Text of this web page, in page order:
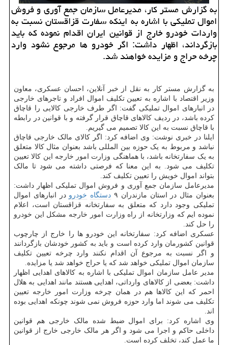
به گزارش مستر کار، مدیرعامل سازمان جمع آوری و فروش
اموال تملیکی با اشاره به اینکه سفارت قزاقستان نسبت به
واردات خودرو خارج از قوانین ایران اقدام نموده که باید
بازگرداند، اظهار داشت: اگر خودرو ها مرجوع نشود وارد
چرخه حراج و مزایده خواهند شد.
به گزارش مستر کار به نقل از خبر آنلاین، احسان عسکری، معاون
وزیر اقتصاد با اشاره به تعیین تکلیف اموال افراد و تاجرهای خارجی
در انبارهای اموال تملیکی گفت: اگر طرف خارجی کالایی را قاچاق
کرده باشد، در ردیف کالاهای قاچاق قرار گرفته و با قوانین در رابطه
با قاچاق نسبت به این کالا تصمیم می گیریم.
ایلنا در خبری نوشت: وی اضافه کرد: اگر کالای مالک خارجی قاچاق
نباشد و مربوط به یک حوزه بین المللی باشد بعنوان مثال کالا متعلق
به یک سفارتخانه باشد، با هماهنگی وزارت امور خارجه این کالا تعیین
تکلیف می شود. به این معنا که فرصتی داشته می شود تا مالک
بتواند اموال خویش را تعیین تکلیف کند.
مدیرعامل سازمان جمع آوری و فروش اموال تملیکی اظهار داشت:
بعنوان مثال در استان مازندران ۹
دستگاه خودرو در انبارهای اموال
تملیکی وجود دارد که متعلق به سفارتخانه قزاقستان است، اعلام
نموده ایم که وزارتخانه از راه وزارت امور خارجه مشکل این خودرو
را حل کند.
عسکری اضافه کرد: سفارتخانه این خودرو ها را خارج از چارچوب
قوانین کشورمان وارد کرده است و باید به کشور خودشان بازگردانند
و اگر نسبت به مرجوع آن اقدام نکنند وارد چرخه تعیین تکلیف
سازمان اموال تملیکی خواهد شد که یا حراج خواهد شد یا مزایده.
مدیر عامل سازمان اموال تملیکی با اشاره به کالاهای اهدایی اظهار
داشت: بعضی از کالاهای وارداتی، اهدایی هستند مانند اهدایی به هلال
احمر که این کالاها هم در همان چرخه وزارت امور خارجه تعیین
تکلیف می شوند اما وارد حوزه فروش نمی شوند چونکه اهدایی بوده
اند.
وی اشاره کرد: برای اموال ضبط شده مالک خارجی هم قوانین
داخلی حاکم و اجرا می شود و اگر هر مالک خارجی خارج از قوانین
ما عمل کند، تخلف کرده است.